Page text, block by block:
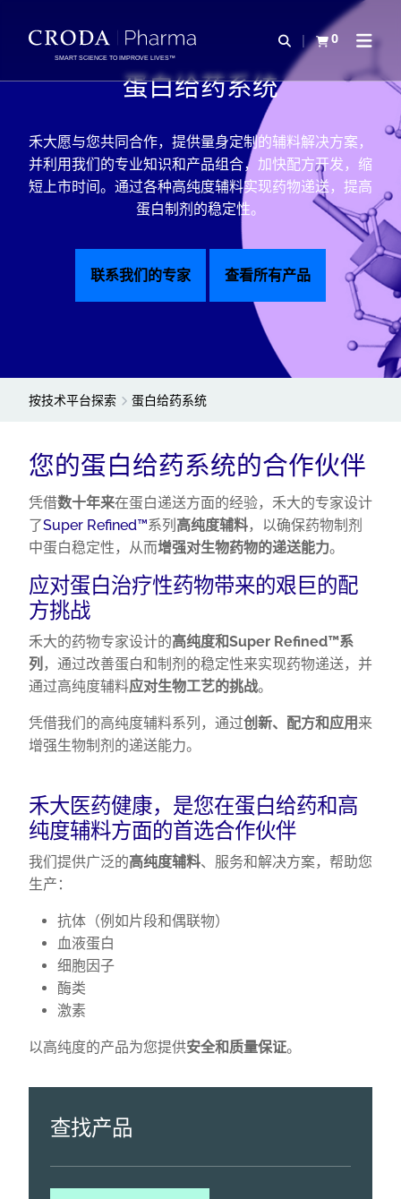
CONTENTSMART SCIENCE TO IMPROVE LIVES™
Open Search
0
查看购物车Open
蛋白给药系统
禾大愿与您共同合作，提供量身定制的辅料解决方案，
并利用我们的专业知识和产品组合，加快配方开发，缩
短上市时间。通过各种高纯度辅料实现药物递送，提高
蛋白制剂的稳定性。
联系我们的专家 查看所有产品
按技术平台探索 蛋白给药系统
您的蛋白给药系统的合作伙伴
凭借数十年来在蛋白递送方面的经验，禾大的专家设计
了Super Refined™系列 高纯度辅料，以确保药物制剂
中蛋白稳定性，从而增强对生物药物的递送能力。
应对蛋白治疗性药物带来的艰巨的配
方挑战
禾大的药物专家设计的高纯度和Super Refined™系
列 ，通过改善蛋白和制剂的稳定性来实现药物递送，并
通过高纯度辅料应对生物工艺的挑战。
凭借我们的高纯度辅料系列，通过创新、配方和应用 来
增强生物制剂的递送能力。
禾大医药健康，是您在蛋白给药和高
纯度辅料方面的首选合作伙伴
我们提供广泛的高纯度辅料、服务和解决方案，帮助您
生产：
抗体（例如片段和偶联物）
血液蛋白
细胞因子
酶类
激素
以高纯度的产品为您提供安全和质量保证。
查找产品